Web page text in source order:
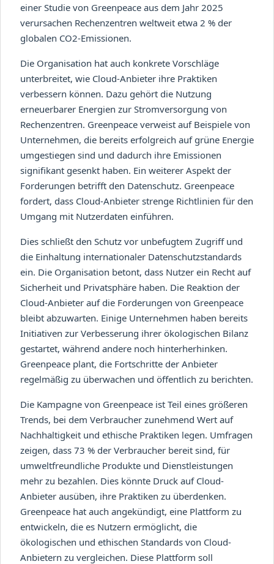
einer Studie von Greenpeace aus dem Jahr 2025
verursachen Rechenzentren weltweit etwa 2 % der
globalen CO2-Emissionen.
Die Organisation hat auch konkrete Vorschläge
unterbreitet, wie Cloud-Anbieter ihre Praktiken
verbessern können. Dazu gehört die Nutzung
erneuerbarer Energien zur Stromversorgung von
Rechenzentren. Greenpeace verweist auf Beispiele von
Unternehmen, die bereits erfolgreich auf grüne Energie
umgestiegen sind und dadurch ihre Emissionen
signifikant gesenkt haben. Ein weiterer Aspekt der
Forderungen betrifft den Datenschutz. Greenpeace
fordert, dass Cloud-Anbieter strenge Richtlinien für den
Umgang mit Nutzerdaten einführen.
Dies schließt den Schutz vor unbefugtem Zugriff und
die Einhaltung internationaler Datenschutzstandards
ein. Die Organisation betont, dass Nutzer ein Recht auf
Sicherheit und Privatsphäre haben. Die Reaktion der
Cloud-Anbieter auf die Forderungen von Greenpeace
bleibt abzuwarten. Einige Unternehmen haben bereits
Initiativen zur Verbesserung ihrer ökologischen Bilanz
gestartet, während andere noch hinterherhinken.
Greenpeace plant, die Fortschritte der Anbieter
regelmäßig zu überwachen und öffentlich zu berichten.
Die Kampagne von Greenpeace ist Teil eines größeren
Trends, bei dem Verbraucher zunehmend Wert auf
Nachhaltigkeit und ethische Praktiken legen. Umfragen
zeigen, dass 73 % der Verbraucher bereit sind, für
umweltfreundliche Produkte und Dienstleistungen
mehr zu bezahlen. Dies könnte Druck auf Cloud-
Anbieter ausüben, ihre Praktiken zu überdenken.
Greenpeace hat auch angekündigt, eine Plattform zu
entwickeln, die es Nutzern ermöglicht, die
ökologischen und ethischen Standards von Cloud-
Anbietern zu vergleichen. Diese Plattform soll